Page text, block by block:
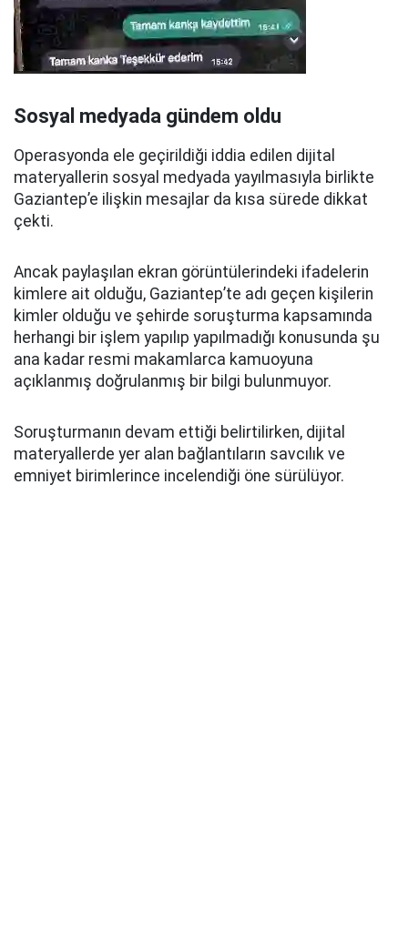
Sosyal medyada gündem oldu
Operasyonda ele geçirildiği iddia edilen dijital
materyallerin sosyal medyada yayılmasıyla birlikte
Gaziantep’e ilişkin mesajlar da kısa sürede dikkat
çekti.
Ancak paylaşılan ekran görüntülerindeki ifadelerin
kimlere ait olduğu, Gaziantep’te adı geçen kişilerin
kimler olduğu ve şehirde soruşturma kapsamında
herhangi bir işlem yapılıp yapılmadığı konusunda şu
ana kadar resmi makamlarca kamuoyuna
açıklanmış doğrulanmış bir bilgi bulunmuyor.
Soruşturmanın devam ettiği belirtilirken, dijital
materyallerde yer alan bağlantıların savcılık ve
emniyet birimlerince incelendiği öne sürülüyor.